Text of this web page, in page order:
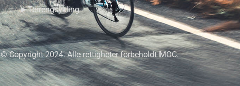
►Terrengsykling
© Copyright 2024. Alle rettigheter forbeholdt MOC.